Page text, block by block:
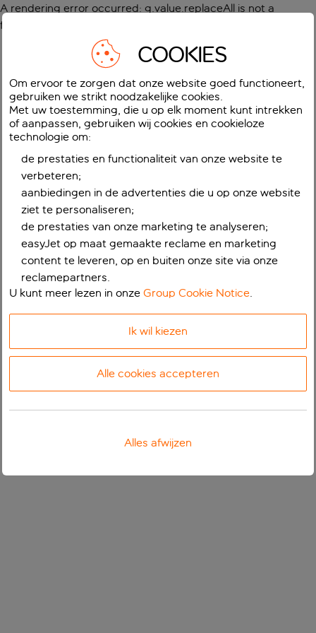
A rendering error occurred: g.value.replaceAll is not a
function
COOKIES
Om ervoor te zorgen dat onze website goed functioneert,
gebruiken we strikt noodzakelijke cookies.
Met uw toestemming, die u op elk moment kunt intrekken
of aanpassen, gebruiken wij cookies en cookieloze
technologie om:
de prestaties en functionaliteit van onze website te
verbeteren;
aanbiedingen in de advertenties die u op onze website
ziet te personaliseren;
de prestaties van onze marketing te analyseren;
easyJet op maat gemaakte reclame en marketing
content te leveren, op en buiten onze site via onze
reclamepartners.
U kunt meer lezen in onzeGroup Cookie Notice.
Ik wil kiezen
Alle cookies accepteren
Alles afwijzen